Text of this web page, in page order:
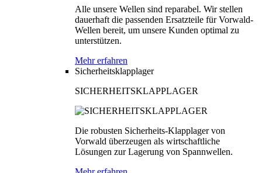
Alle unsere Wellen sind reparabel. Wir stellen
dauerhaft die passenden Ersatzteile für Vorwald-
Wellen bereit, um unsere Kunden optimal zu
unterstützen.
Mehr erfahren
Sicherheitsklapplager
SICHERHEITSKLAPPLAGER
Die robusten Sicherheits-Klapplager von
Vorwald überzeugen als wirtschaftliche
Lösungen zur Lagerung von Spannwellen.